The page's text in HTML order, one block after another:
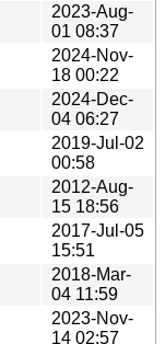
2023-Aug-
01 08:37
2024-Nov-
18 00:22
2024-Dec-
04 06:27
2019-Jul-02
00:58
2012-Aug-
15 18:56
2017-Jul-05
15:51
2018-Mar-
04 11:59
2023-Nov-
14 02:57